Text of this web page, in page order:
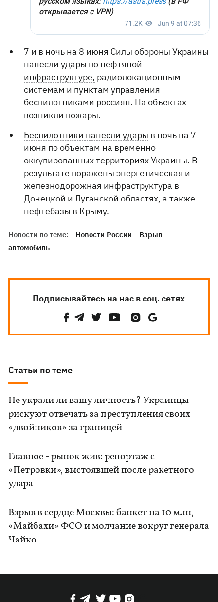
7 и в ночь на 8 июня Силы обороны Украины
нанесли удары по нефтяной
инфраструктуре, радиолокационным
системам и пунктам управления
беспилотниками россиян. На объектах
возникли пожары.
Беспилотники нанесли удары в ночь на 7
июня по объектам на временно
оккупированных территориях Украины. В
результате поражены энергетическая и
железнодорожная инфраструктура в
Донецкой и Луганской областях, а также
нефтебазы в Крыму.
Новости по теме: Новости России
Взрыв
автомобиль
Подписывайтесь на нас в соц. сетях
Статьи по теме
Не украли ли вашу личность? Украинцы
рискуют отвечать за преступления своих
«двойников» за границей
Главное - рынок жив: репортаж с
«Петровки», выстоявшей после ракетного
удара
Взрыв в сердце Москвы: банкет на 10 млн,
«Майбахи» ФСО и молчание вокруг генерала
Чайко